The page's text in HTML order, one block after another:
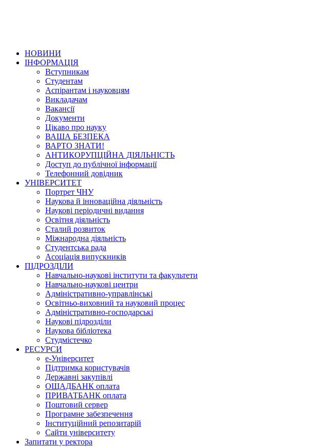
НОВИНИ
ІНФОРМАЦІЯ
Вступникам
Студентам
Аспірантам і науковцям
Викладачам
Вакансії
Документи
Цікаво про науку
ВАША БЕЗПЕКА
ВАРТО ЗНАТИ!
АНТИКОРУПЦІЙНА ДІЯЛЬНІСТЬ
Доступ до публічної інформації
Телефонний довідник
УНІВЕРСИТЕТ
Портрет ЧНУ
Наукова й інноваційна діяльність
Наукові періодичні видання
Освітня діяльність
Сталий розвиток
Міжнародна діяльність
Студентська рада
Асоціація випускників
ПІДРОЗДІЛИ
Навчально-наукові інститути та факультети
Навчально-наукові центри
Адміністративно-управлінські
Освітньо-виховний та науковий процес
Адміністративно-господарські
Наукові підрозділи
Наукова бібліотека
Студмістечко
РЕСУРСИ
е-Університет
Підтримка користувачів
Державні закупівлі
ОЩАДБАНК оплата
ПРИВАТБАНК оплата
Поштовий сервер
Програмне забезпечення
Інституційний репозитарій
Сайти університету
Запитати у ректора